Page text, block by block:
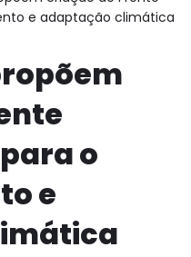
e adaptação climática
o
e